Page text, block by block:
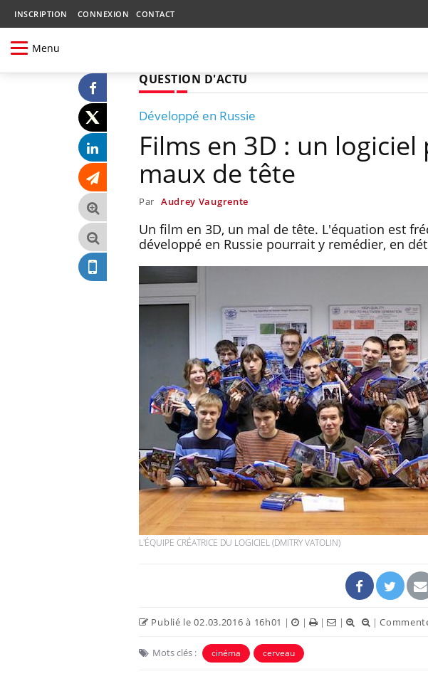
INSCRIPTION CONNEXION CONTACT
Menu
QUESTION D'ACTU
Développé en Russie
Films en 3D : un
maux de tête
Par Audrey Vaugrente
Un film en 3D, un mal de tête. L'équation est
développé en Russie pourrait y remédier, en
L'ÉQUIPE CRÉATRICE DU LOGICIEL (DMITRY VATOLIN)
Publié le 02.03.2016 à 16h01 | | | | |
Mots clés : cinéma cerveau
Fatigue en vacances :
normal ou signe d’une
maladie ?
Et si les caries pouvaient
bientôt disparaître sans
plombage ?
Éclipse solaire du 12 août
: “Des verres adaptés,
c'est indispensable pour
Les
Mon
très
Bébés,
quelle